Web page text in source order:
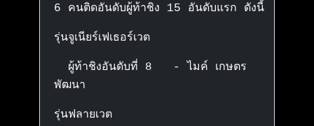
6 คนติดอันดับผู้ท้าชิง 15 อันดับแรก ดังนี้
รุ่นจูเนียร์เฟเธอร์เวต
ผู้ท้าชิงอันดับที่ 8 - ไมค์ เกษตร
พัฒนา
รุ่นฟลายเวต